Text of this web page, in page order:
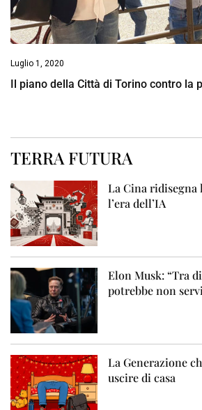
Luglio 1, 2020
Il piano della Città di Torino contro la
TERRA FUTURA
La Cina ridisegna
l’era dell’IA
Elon Musk: “Tra
potrebbe non
La Generazione
uscire di casa